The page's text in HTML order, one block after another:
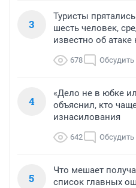
3
Туристы
шесть человек,
известно об
678 Обсудить
4
«Дело не в юбке
объяснил, кто
изнасилования
642 Обсудить
5
Что мешает
список главных